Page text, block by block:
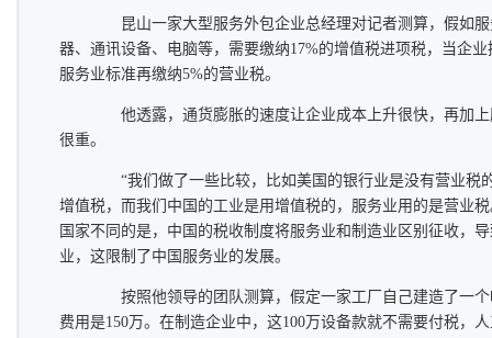
昆山一家大型服务外包企业总经理对记者测算，假如服
器、通讯设备、电脑等，需要缴纳17%的增值税进项税，当企
服务业标准再缴纳5%的营业税。
他透露，通货膨胀的速度让企业成本上升很快，再加上
很重。
“我们做了一些比较，比如美国的银行业是没有营业税
增值税，而我们中国的工业是用增值税的，服务业用的是营业
国家不同的是，中国的税收制度将服务业和制造业区别征收，
业，这限制了中国服务业的发展。
按照他领导的团队测算，假定一家工厂自己建造了一个
费用是150万。在制造企业中，这100万设备款就不需要付税，